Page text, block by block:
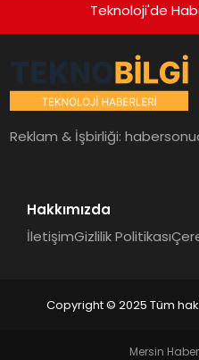
Teknoloji'de
Reklam & İşbirliği:
Hakkımızda
İletişimGizlilik Politikası
Copyright © 2025 Tüm
Mersin Haber